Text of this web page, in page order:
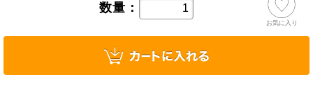
数量：
お気に入り